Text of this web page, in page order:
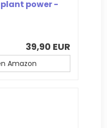
power -
39,90 EUR
Amazon